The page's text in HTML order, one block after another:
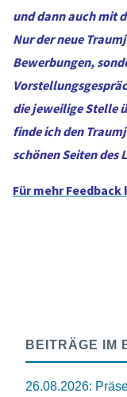
und dann auch mit
Nur der neue
Bewerbungen,
die jeweilige Stelle
finde ich den
schönen Seiten des
Für mehr
BEITRÄGE IM
26.08.2026: